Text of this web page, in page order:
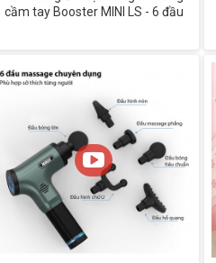
cầm tay Booster MINI LS - 6 đầu